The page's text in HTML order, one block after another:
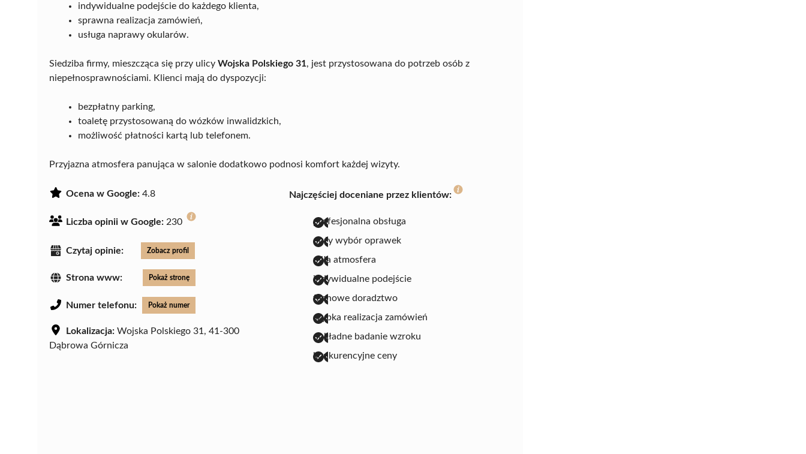
indywidualne podejście do każdego klienta,
sprawna realizacja zamówień,
usługa naprawy okularów.
Siedziba firmy, mieszcząca się przy ulicy Wojska Polskiego 31, jest przystosowana do potrzeb osób z
niepełnosprawnościami. Klienci mają do dyspozycji:
bezpłatny parking,
toaletę przystosowaną do wózków inwalidzkich,
możliwość płatności kartą lub telefonem.
Przyjazna atmosfera panująca w salonie dodatkowo podnosi komfort każdej wizyty.
Ocena w Google: 4.8
Liczba opinii w Google: 230
Czytaj opinie: Zobacz profil
Strona www: Pokaż stronę
Numer telefonu: Pokaż numer
Lokalizacja: Wojska Polskiego 31, 41-300
Dąbrowa Górnicza
Najczęściej doceniane przez klientów:
profesjonalna obsługa
duży wybór oprawek
miła atmosfera
indywidualne podejście
fachowe doradztwo
szybka realizacja zamówień
dokładne badanie wzroku
konkurencyjne ceny